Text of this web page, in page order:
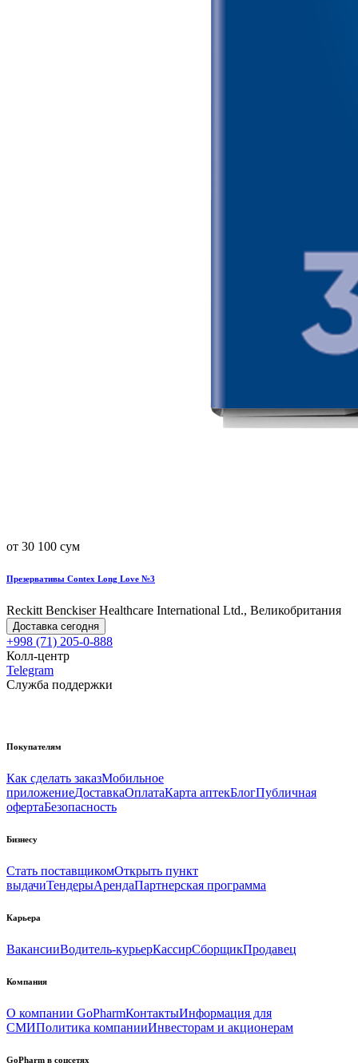
от 30 100 сум
Презервативы Contex Long Love №3
Reckitt Benckiser Healthcare International Ltd., Великобритания
Доставка сегодня
+998 (71) 205-0-888
Колл-центр
Telegram
Служба поддержки
Покупателям
Как сделать заказМобильное
приложениеДоставкаОплатаКарта аптекБлогПубличная
офертаБезопасность
Бизнесу
Стать поставщикомОткрыть пункт
выдачиТендерыАрендаПартнерская программа
Карьера
ВакансииВодитель-курьерКассирСборщикПродавец
Компания
О компании GoPharmКонтактыИнформация для
СМИПолитика компанииИнвесторам и акционерам
GoPharm в соцсетях